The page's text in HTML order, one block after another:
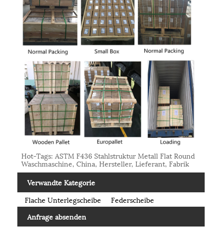
Hot-Tags: ASTM F436 Stahlstruktur Metall Flat Round
Waschmaschine, China, Hersteller, Lieferant, Fabrik
Verwandte Kategorie
Flache Unterlegscheibe
Federscheibe
Anfrage absenden